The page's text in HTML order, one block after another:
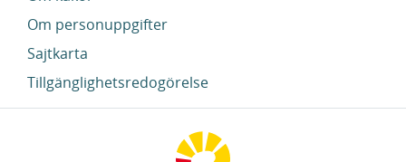
Om personuppgifter
Sajtkarta
Tillgänglighetsredogörelse